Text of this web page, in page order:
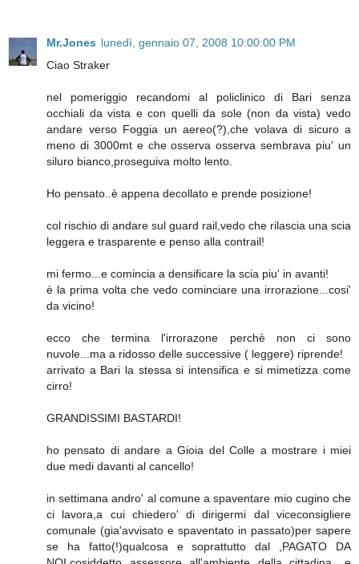
Mr.Jones lunedì, gennaio 07, 2008 10:00:00 PM
Ciao Straker
nel pomeriggio recandomi al policlinico di Bari senza
occhiali da vista e con quelli da sole (non da vista) vedo
andare verso Foggia un aereo(?),che volava di sicuro a
meno di 3000mt e che osserva osserva sembrava piu' un
siluro bianco,proseguiva molto lento.
Ho pensato..è appena decollato e prende posizione!
col rischio di andare sul guard rail,vedo che rilascia una scia
leggera e trasparente e penso alla contrail!
mi fermo...e comincia a densificare la scia piu' in avanti!
è la prima volta che vedo cominciare una irrorazione...cosi'
da vicino!
ecco che termina l'irrorazone perchè non ci sono
nuvole...ma a ridosso delle successive ( leggere) riprende!
arrivato a Bari la stessa si intensifica e si mimetizza come
cirro!
GRANDISSIMI BASTARDI!
ho pensato di andare a Gioia del Colle a mostrare i miei
due medi davanti al cancello!
in settimana andro' al comune a spaventare mio cugino che
ci lavora,a cui chiedero' di dirigermi dal viceconsigliere
comunale (gia'avvisato e spaventato in passato)per sapere
se ha fatto(!)qualcosa e soprattutto dal ,PAGATO DA